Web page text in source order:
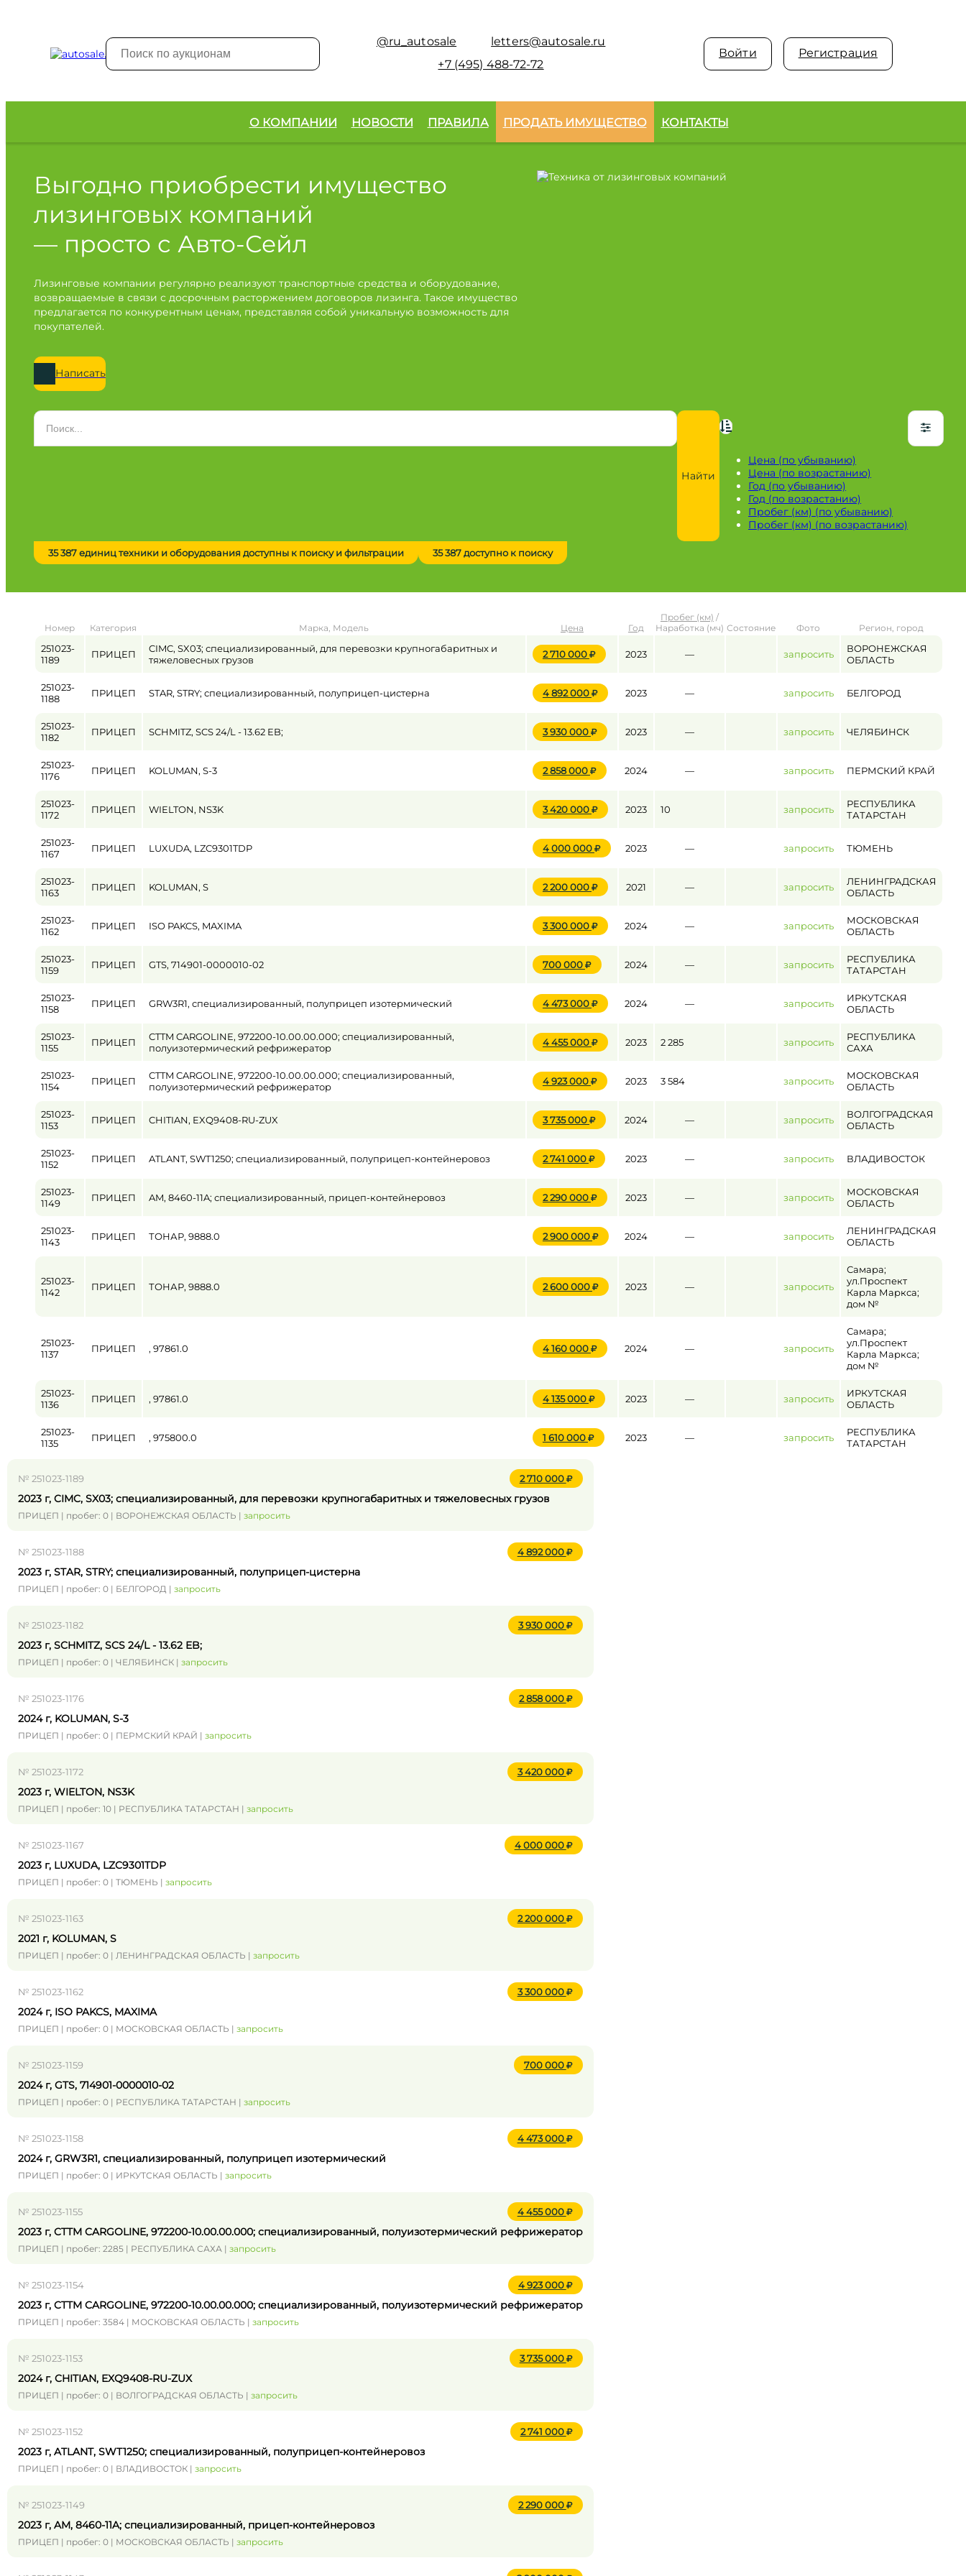
@ru_autosale
letters@autosale.ru
+7 (495) 488-72-72
Войти Регистрация
О КОМПАНИИ НОВОСТИ ПРАВИЛА ПРОДАТЬ ИМУЩЕСТВО КОНТАКТЫ
Выгодно приобрести имущество
лизинговых компаний
— просто с Авто-Сейл
Лизинговые компании регулярно реализуют транспортные средства и оборудование,
возвращаемые в связи с досрочным расторжением договоров лизинга. Такое имущество
предлагается по конкурентным ценам, представляя собой уникальную возможность для
покупателей.
Написать
Сначала выберите марку
Город / регион
от
Цена
от
Найти
Цена (по убыванию)
Цена (по возрастанию)
Год (по убыванию)
Год (по возрастанию)
Пробег (км) (по убыванию)
Пробег (км) (по возрастанию)
35 387 единиц техники и оборудования доступны к поиску и фильтрации 35 387 доступно к поиску
Номер Категория Марка, Модель Цена Год
Пробег (км) /
Наработка (мч) Состояние Фото Регион, город
251023-
1189
ПРИЦЕП
CIMC, SX03; специализированный, для перевозки крупногабаритных и
тяжеловесных грузов
2 710 000 2023 — запросить
ВОРОНЕЖСКАЯ
ОБЛАСТЬ
251023-
1188
ПРИЦЕП STAR, STRY; специализированный, полуприцеп-цистерна 4 892 000 2023 — запросить БЕЛГОРОД
251023-
1182
ПРИЦЕП SCHMITZ, SCS 24/L - 13.62 EB; 3 930 000 2023 — запросить ЧЕЛЯБИНСК
251023-
1176
ПРИЦЕП KOLUMAN, S-3 2 858 000 2024 — запросить ПЕРМСКИЙ КРАЙ
251023-
1172
ПРИЦЕП WIELTON, NS3K 3 420 000 2023 10 запросить
РЕСПУБЛИКА
ТАТАРСТАН
251023-
1167
ПРИЦЕП LUXUDA, LZC9301TDP 4 000 000 2023 — запросить ТЮМЕНЬ
251023-
1163
ПРИЦЕП KOLUMAN, S 2 200 000 2021 — запросить
ЛЕНИНГРАДСКАЯ
ОБЛАСТЬ
251023-
1162
ПРИЦЕП ISO PAKCS, MAXIMA 3 300 000 2024 — запросить
МОСКОВСКАЯ
ОБЛАСТЬ
251023-
1159
ПРИЦЕП GTS, 714901-0000010-02 700 000 2024 — запросить
РЕСПУБЛИКА
ТАТАРСТАН
251023-
1158
ПРИЦЕП GRW3R1, специализированный, полуприцеп изотермический 4 473 000 2024 — запросить
ИРКУТСКАЯ
ОБЛАСТЬ
251023-
1155
ПРИЦЕП
CTTM CARGOLINE, 972200-10.00.00.000; специализированный,
полуизотермический рефрижератор
4 455 000 2023 2 285 запросить
РЕСПУБЛИКА
САХА
251023-
1154
ПРИЦЕП
CTTM CARGOLINE, 972200-10.00.00.000; специализированный,
полуизотермический рефрижератор
4 923 000 2023 3 584 запросить
МОСКОВСКАЯ
ОБЛАСТЬ
251023-
1153
ПРИЦЕП CHITIAN, EXQ9408-RU-ZUX 3 735 000 2024 — запросить
ВОЛГОГРАДСКАЯ
ОБЛАСТЬ
251023-
1152
ПРИЦЕП ATLANT, SWT1250; специализированный, полуприцеп-контейнеровоз 2 741 000 2023 — запросить ВЛАДИВОСТОК
251023-
1149
ПРИЦЕП AM, 8460-11A; специализированный, прицеп-контейнеровоз 2 290 000 2023 — запросить
МОСКОВСКАЯ
ОБЛАСТЬ
251023-
1143
ПРИЦЕП ТОНАР, 9888.0 2 900 000 2024 — запросить
ЛЕНИНГРАДСКАЯ
ОБЛАСТЬ
251023-
1142
ПРИЦЕП ТОНАР, 9888.0 2 600 000 2023 — запросить
Самара;
ул.Проспект
Карла Маркса;
дом №
251023-
1137
ПРИЦЕП , 97861.0 4 160 000 2024 — запросить
Самара;
ул.Проспект
Карла Маркса;
дом №
251023-
1136
ПРИЦЕП , 97861.0 4 135 000 2023 — запросить
ИРКУТСКАЯ
ОБЛАСТЬ
251023-
1135
ПРИЦЕП , 975800.0 1 610 000 2023 — запросить
РЕСПУБЛИКА
ТАТАРСТАН
№ 251023-1189 2 710 000
2023 г, CIMC, SX03; специализированный, для перевозки крупногабаритных и тяжеловесных грузов
ПРИЦЕП | пробег: 0 | ВОРОНЕЖСКАЯ ОБЛАСТЬ | запросить
№ 251023-1188 4 892 000
2023 г, STAR, STRY; специализированный, полуприцеп-цистерна
ПРИЦЕП | пробег: 0 | БЕЛГОРОД | запросить
№ 251023-1182 3 930 000
2023 г, SCHMITZ, SCS 24/L - 13.62 EB;
ПРИЦЕП | пробег: 0 | ЧЕЛЯБИНСК | запросить
№ 251023-1176 2 858 000
2024 г, KOLUMAN, S-3
ПРИЦЕП | пробег: 0 | ПЕРМСКИЙ КРАЙ | запросить
№ 251023-1172 3 420 000
2023 г, WIELTON, NS3K
ПРИЦЕП | пробег: 10 | РЕСПУБЛИКА ТАТАРСТАН | запросить
№ 251023-1167 4 000 000
2023 г, LUXUDA, LZC9301TDP
ПРИЦЕП | пробег: 0 | ТЮМЕНЬ | запросить
№ 251023-1163 2 200 000
2021 г, KOLUMAN, S
ПРИЦЕП | пробег: 0 | ЛЕНИНГРАДСКАЯ ОБЛАСТЬ | запросить
№ 251023-1162 3 300 000
2024 г, ISO PAKCS, MAXIMA
ПРИЦЕП | пробег: 0 | МОСКОВСКАЯ ОБЛАСТЬ | запросить
№ 251023-1159 700 000
2024 г, GTS, 714901-0000010-02
ПРИЦЕП | пробег: 0 | РЕСПУБЛИКА ТАТАРСТАН | запросить
№ 251023-1158 4 473 000
2024 г, GRW3R1, специализированный, полуприцеп изотермический
ПРИЦЕП | пробег: 0 | ИРКУТСКАЯ ОБЛАСТЬ | запросить
№ 251023-1155 4 455 000
2023 г, CTTM CARGOLINE, 972200-10.00.00.000; специализированный, полуизотермический рефрижератор
ПРИЦЕП | пробег: 2285 | РЕСПУБЛИКА САХА | запросить
№ 251023-1154 4 923 000
2023 г, CTTM CARGOLINE, 972200-10.00.00.000; специализированный, полуизотермический рефрижератор
ПРИЦЕП | пробег: 3584 | МОСКОВСКАЯ ОБЛАСТЬ | запросить
№ 251023-1153 3 735 000
2024 г, CHITIAN, EXQ9408-RU-ZUX
ПРИЦЕП | пробег: 0 | ВОЛГОГРАДСКАЯ ОБЛАСТЬ | запросить
№ 251023-1152 2 741 000
2023 г, ATLANT, SWT1250; специализированный, полуприцеп-контейнеровоз
ПРИЦЕП | пробег: 0 | ВЛАДИВОСТОК | запросить
№ 251023-1149 2 290 000
2023 г, AM, 8460-11A; специализированный, прицеп-контейнеровоз
ПРИЦЕП | пробег: 0 | МОСКОВСКАЯ ОБЛАСТЬ | запросить